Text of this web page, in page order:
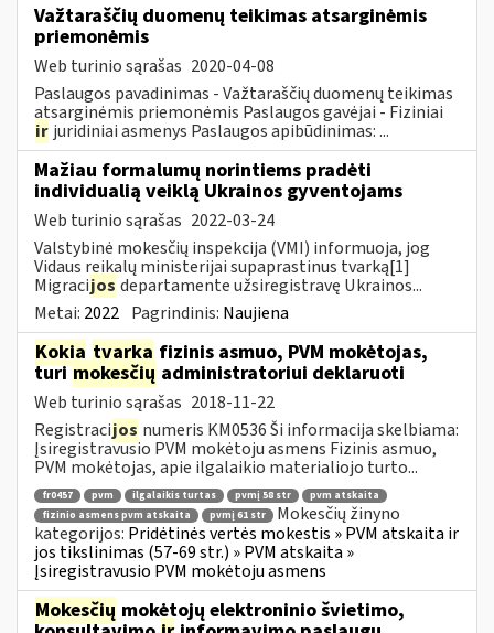
Važtaraščių duomenų teikimas atsarginėmis
priemonėmis
Web turinio sąrašas 2020-04-08
Paslaugos pavadinimas - Važtaraščių duomenų teikimas
atsarginėmis priemonėmis Paslaugos gavėjai - Fiziniai
ir juridiniai asmenys Paslaugos apibūdinimas: ...
Mažiau formalumų norintiems pradėti
individualią veiklą Ukrainos gyventojams
Web turinio sąrašas 2022-03-24
Valstybinė mokesčių inspekcija (VMI) informuoja, jog
Vidaus reikalų ministerijai supaprastinus tvarką[1]
Migracijos departamente užsiregistravę Ukrainos...
Metai: 2022 Pagrindinis: Naujiena
Kokia tvarka fizinis asmuo, PVM mokėtojas,
turimokesčių administratoriui deklaruoti
Web turinio sąrašas 2018-11-22
Registracijos numeris KM0536 Ši informacija skelbiama:
Įsiregistravusio PVM mokėtoju asmens Fizinis asmuo,
PVM mokėtojas, apie ilgalaikio materialiojo turto...
fr0457 pvm ilgalaikis turtas pvmį 58 str
pvm atskaita
fizinio asmens pvm atskaita
pvmį 61 str
Mokesčių žinyno
kategorijos: Pridėtinės vertės mokestis » PVM atskaita ir
jos tikslinimas (57-69 str.) » PVM atskaita »
Įsiregistravusio PVM mokėtoju asmens
Mokesčių mokėtojų elektroninio švietimo,